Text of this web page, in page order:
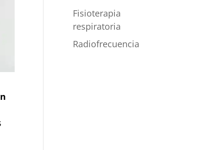
Fisioterapia
respiratoria
Radiofrecuencia